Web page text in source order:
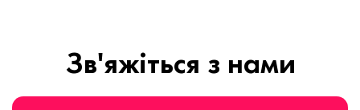
Зв'яжіться з нами